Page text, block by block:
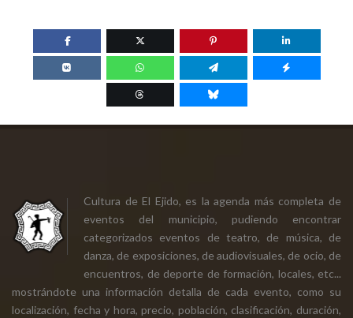
Cultura de El Ejido, es la agenda más completa de
eventos del municipio, pudiendo encontrar
categorizados eventos de teatro, de música, de
danza, de exposiciones, de audiovisuales, de ocio, de
encuentros, de deporte de formación, locales, etc...
mostrándote una información detalla de cada evento, como su
localización, fecha y hora, precio, población, clasificación, duración,